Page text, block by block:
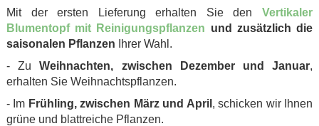
Mit der ersten Lieferung erhalten Sie den Vertikaler
Blumentopf mit Reinigungspflanzen und zusätzlich die
saisonalen Pflanzen Ihrer Wahl.
- ZuWeihnachten, zwischen Dezember und Januar,
erhalten Sie Weihnachtspflanzen.
- Im Frühling, zwischen März und April , schicken wir Ihnen
grüne und blattreiche Pflanzen.